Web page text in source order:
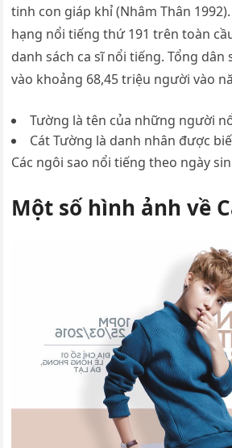
tinh con giáp khỉ (Nhâm Thân
hạng nổi tiếng thứ 191 trên toàn
danh sách ca sĩ nổi tiếng. Tổng dân
vào khoảng 68,45 triệu người vào
Tường là tên của những người
Cát Tường là danh nhân được
Các ngôi sao nổi tiếng theo ngày
Một số hình ảnh về